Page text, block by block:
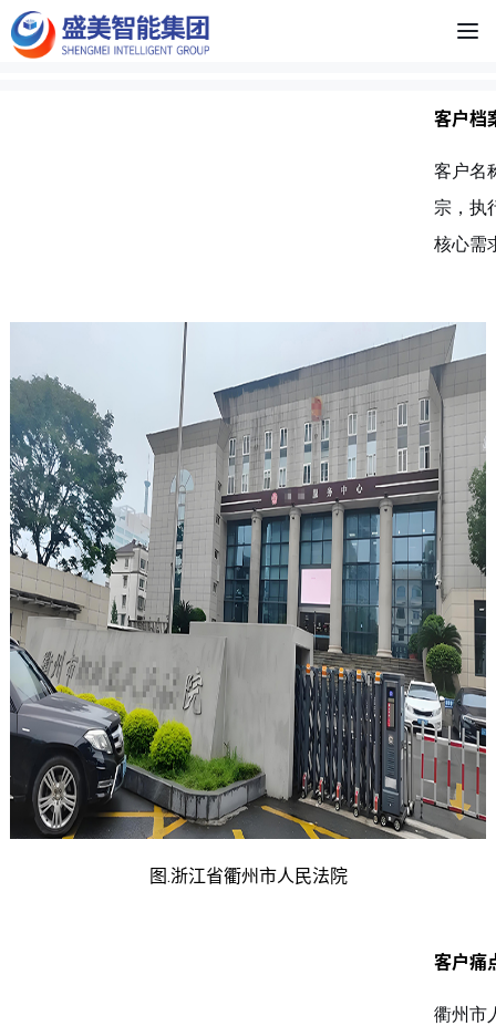
客户档
客户名
宗，执
核心需
图.浙江省衢州市人民法院
客户痛
衢州市